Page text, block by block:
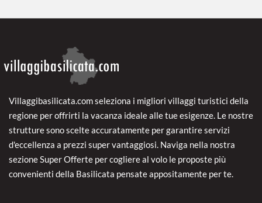
Villaggibasilicata.com seleziona i migliori villaggi turistici della
regione per offrirti la vacanza ideale alle tue esigenze. Le nostre
strutture sono scelte accuratamente per garantire servizi
d'eccellenza a prezzi super vantaggiosi. Naviga nella nostra
sezione Super Offerte per cogliere al volo le proposte più
convenienti della Basilicata pensate appositamente per te.